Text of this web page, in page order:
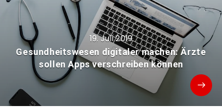
19. Juli 2019
Gesundheitswesen digitaler machen: Ärzte
sollen Apps verschreiben können